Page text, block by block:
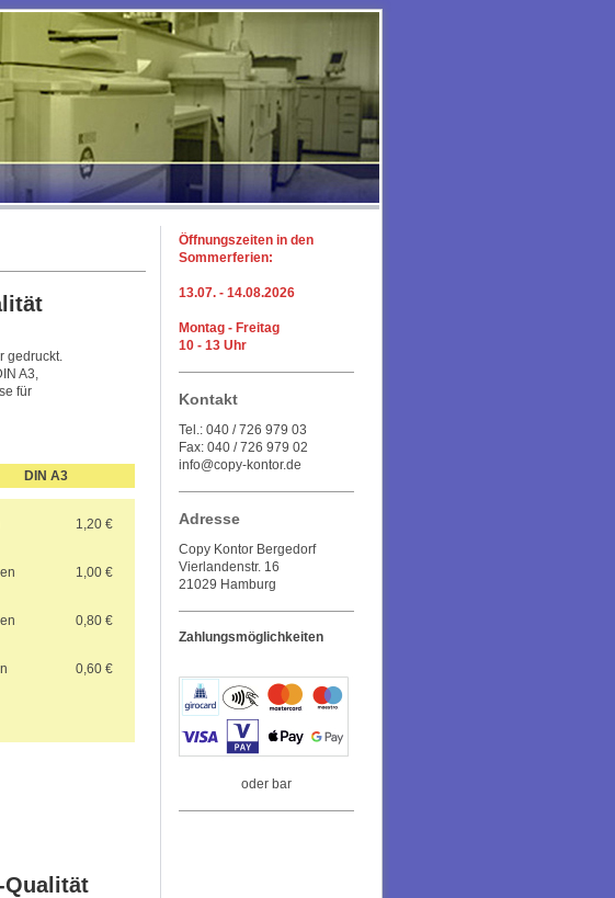
gedruckt.
A3,
für
DIN A3
1,20 €
1,00 €
0,80 €
0,60 €
Qualität
Öffnungszeiten in den
Sommerferien:
13.07. - 14.08.2026
Montag - Freitag
10 - 13 Uhr
Kontakt
Tel.: 040 / 726 979 03
Fax: 040 / 726 979 02
info@copy-kontor.de
Adresse
Copy Kontor Bergedorf
Vierlandenstr. 16
21029 Hamburg
Zahlungsmöglichkeiten
oder bar